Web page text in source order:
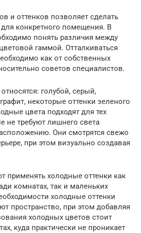
и оттенков позволяет сделать
конкретного помещения. В
понять различия между
гаммой. Отталкиваться
как от собственных
советов специалистов.
голубой, серый,
некоторые оттенки зеленого
цвета подходят для тех
не требуют лишнего света
Они смотрятся свежо
при этом визуально создавая
применять холодные оттенки как
комнатах, так и маленьких
холодные оттенки
пространство, при этом добавляя
холодных цветов стоит
куда практически не проникает